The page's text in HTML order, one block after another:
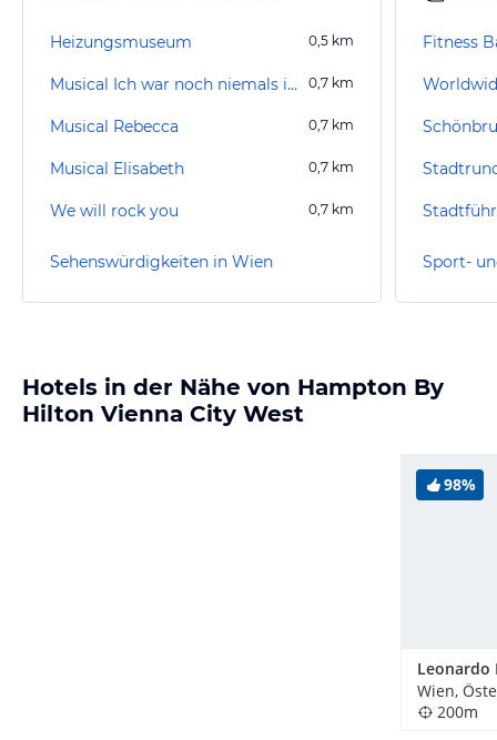
Heizungsmuseum 0,5 km
Musical Ich war noch niemals in New York 0,7 km
Musical Rebecca 0,7 km
Musical Elisabeth 0,7 km
We will rock you 0,7 km
Sehenswürdigkeiten in Wien
Fitness
Sport-
Hotels in der Nähe von Hampton By
Hilton Vienna City West
98%
Wien,
200m